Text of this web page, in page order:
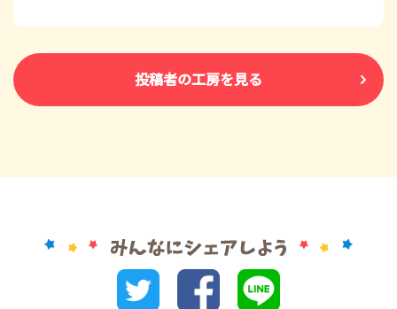
投稿者の工房を見る